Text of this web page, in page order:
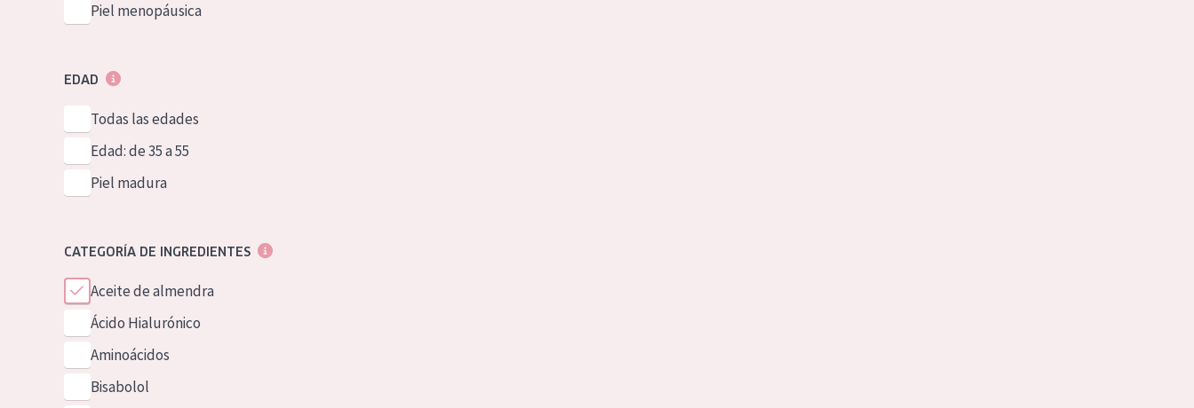
Piel menopáusica
EDAD
Todas las edades
Edad: de 35 a 55
Piel madura
CATEGORÍA DE INGREDIENTES
Aceite de almendra
Ácido Hialurónico
Aminoácidos
Bisabolol